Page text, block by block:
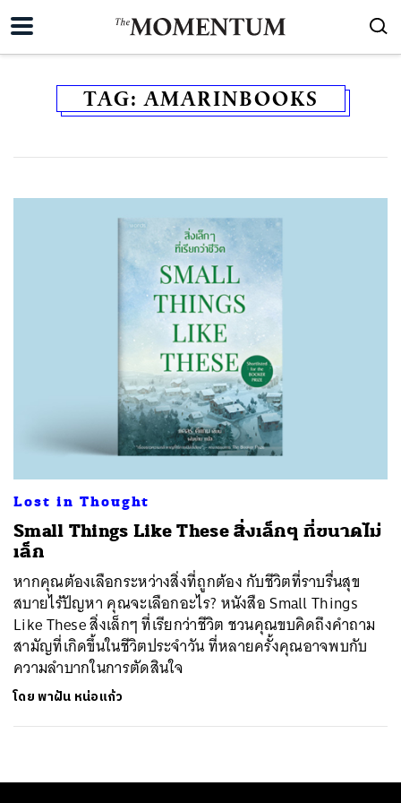
TAG:AMARINBOOKS
Lost in Thought
Small Things Like These สิ่งเล็กๆ ที่ขนาดไม่
เล็ก
หากคุณต้องเลือกระหว่างสิ่งที่ถูกต้อง กับชีวิตที่ราบรื่นสุข
สบายไร้ปัญหา คุณจะเลือกอะไร? หนังสือ Small Things
Like These สิ่งเล็กๆ ที่เรียกว่าชีวิต ชวนคุณขบคิดถึงคำถาม
สามัญที่เกิดขึ้นในชีวิตประจำวัน ที่หลายครั้งคุณอาจพบกับ
ความลำบากในการตัดสินใจ
โดยพาฝัน หน่อแก้ว
SHARE TWEET LINE EMAIL